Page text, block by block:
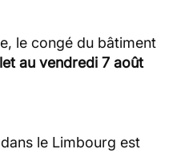
le congé du bâtiment
au vendredi 7 août
le Limbourg est